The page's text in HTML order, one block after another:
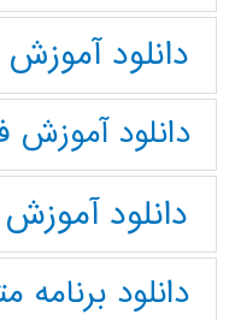
دانلود
دانلود
دانلود
دانلود برنامه